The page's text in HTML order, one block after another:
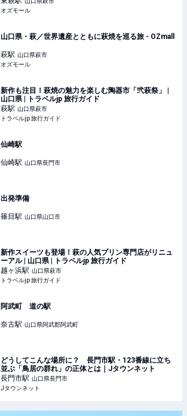
オズモール
山口県・萩／世界遺産とともに萩焼を巡る旅 - OZmall
萩駅 山口県萩市
オズモール
新作も注目！萩焼の魅力を楽しむ陶器市「弐萩祭」 |
山口県 | トラベルjp 旅行ガイド
萩駅 山口県萩市
トラベルjp 旅行ガイド
仙崎駅
仙崎駅 山口県長門市
出発準備
篠目駅 山口県山口市
新作スイーツも登場！萩の人気プリン専門店がリニュ
ーアル | 山口県 | トラベルjp 旅行ガイド
越ヶ浜駅 山口県萩市
トラベルjp 旅行ガイド
阿武町 道の駅
奈古駅 山口県阿武郡阿武町
どうしてこんな場所に？ 長門市駅・123番線に立ち
並ぶ「鳥居の群れ」の正体とは｜Jタウンネット
長門市駅 山口県長門市
Jタウンネット